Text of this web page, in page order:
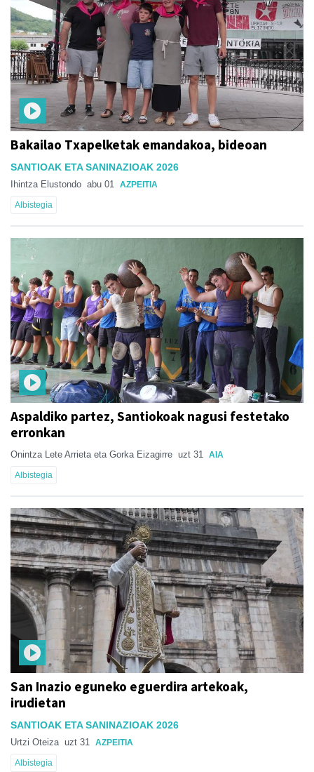
Bakailao Txapelketak emandakoa, bideoan
SANTIOAK ETA SANINAZIOAK 2026
Ihintza Elustondo abu 01 AZPEITIA
Albistegia
Aspaldiko partez, Santiokoak nagusi festetako
erronkan
Onintza Lete Arrieta eta Gorka Eizagirre uzt 31 AIA
Albistegia
San Inazio eguneko eguerdira artekoak,
irudietan
SANTIOAK ETA SANINAZIOAK 2026
Urtzi Oteiza uzt 31 AZPEITIA
Albistegia